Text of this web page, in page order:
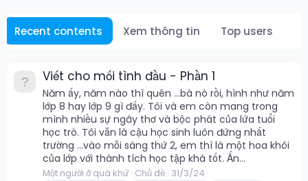
Recent contents Xem thông tin Top users
Viết cho mối tình đầu - Phần 1
Năm ấy, năm nào thì quên ...bà nó rồi, hình như năm
lớp 8 hay lớp 9 gì đấy. Tôi và em còn mang trong
mình nhiều sự ngây thơ và bộc phát của lứa tuổi
học trò. Tôi vẫn là cậu học sinh luôn đứng nhất
trường ...vào mỗi sáng thứ 2, em thì là một hoa khôi
của lớp với thành tích học tập khá tốt. Ấn...
Một người ở quá khứ Chủ đề 31/3/24